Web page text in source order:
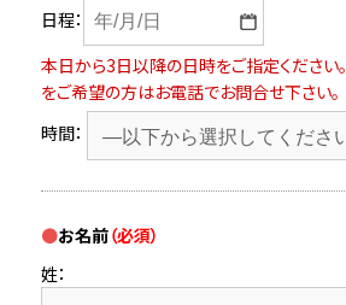
日程：
本日から3日以降の日時をご指定ください。
をご希望の方はお電話でお問合せ下さい。
時間：
お名前（必須）
姓：